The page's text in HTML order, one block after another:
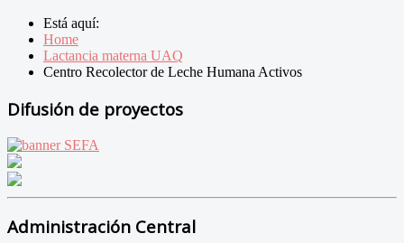
Está aquí:
Home
Lactancia materna UAQ
Centro Recolector de Leche Humana Activos
Difusión de proyectos
Administración Central